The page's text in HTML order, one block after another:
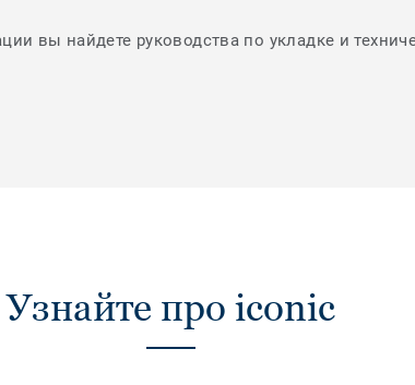
вы найдете руководства по укладке и
Узнайте про iconic